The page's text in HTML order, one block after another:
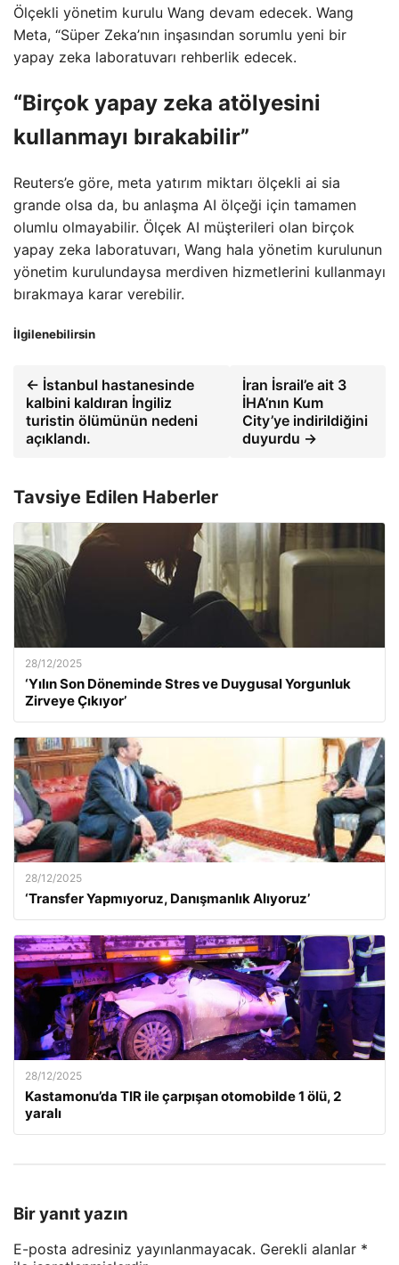
Ölçekli yönetim kurulu Wang devam edecek. Wang
Meta, “Süper Zeka’nın inşasından sorumlu yeni bir
yapay zeka laboratuvarı rehberlik edecek.
“Birçok yapay zeka atölyesini
kullanmayı bırakabilir”
Reuters’e göre, meta yatırım miktarı ölçekli ai sia
grande olsa da, bu anlaşma AI ölçeği için tamamen
olumlu olmayabilir. Ölçek AI müşterileri olan birçok
yapay zeka laboratuvarı, Wang hala yönetim kurulunun
yönetim kurulundaysa merdiven hizmetlerini kullanmayı
bırakmaya karar verebilir.
İlgilenebilirsin
← İstanbul hastanesinde
kalbini kaldıran İngiliz
turistin ölümünün nedeni
açıklandı.
İran İsrail’e ait 3
İHA’nın Kum
City’ye indirildiğini
duyurdu →
Tavsiye Edilen Haberler
28/12/2025
‘Yılın Son Döneminde Stres ve Duygusal Yorgunluk
Zirveye Çıkıyor’
28/12/2025
‘Transfer Yapmıyoruz, Danışmanlık Alıyoruz’
28/12/2025
Kastamonu’da TIR ile çarpışan otomobilde 1 ölü, 2
yaralı
Bir yanıt yazın
E-posta adresiniz yayınlanmayacak. Gerekli alanlar *